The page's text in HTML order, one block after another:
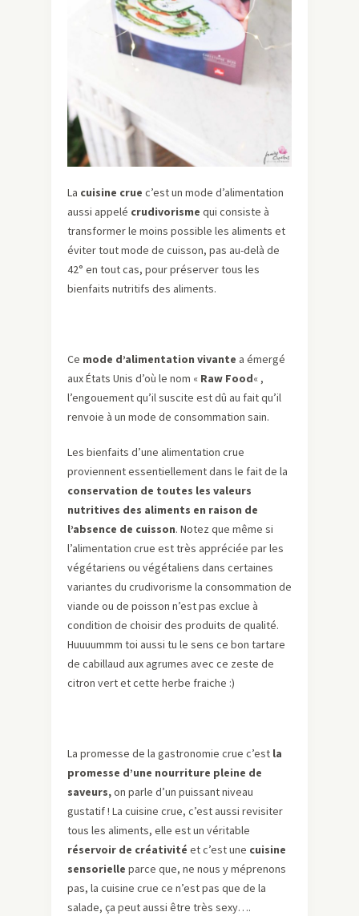
La cuisine crue c’est un mode d’alimentation
aussi appelé crudivorisme qui consiste à
transformer le moins possible les aliments et
éviter tout mode de cuisson, pas au-delà de
42° en tout cas, pour préserver tous les
bienfaits nutritifs des aliments.
Ce mode d’alimentation vivante a émergé
aux États Unis d’où le nom « Raw Food« ,
l’engouement qu’il suscite est dû au fait qu’il
renvoie à un mode de consommation sain.
Les bienfaits d’une alimentation crue
proviennent essentiellement dans le fait de la
conservation de toutes les valeurs
nutritives des aliments en raison de
l’absence de cuisson. Notez que même si
l’alimentation crue est très appréciée par les
végétariens ou végétaliens dans certaines
variantes du crudivorisme la consommation de
viande ou de poisson n’est pas exclue à
condition de choisir des produits de qualité.
Huuuummm toi aussi tu le sens ce bon tartare
de cabillaud aux agrumes avec ce zeste de
citron vert et cette herbe fraiche :)
La promesse de la gastronomie crue c’est la
promesse d’une nourriture pleine de
saveurs,on parle d’un puissant niveau
gustatif ! La cuisine crue, c’est aussi revisiter
tous les aliments, elle est un véritable
réservoir de créativité et c’est une cuisine
sensorielle parce que, ne nous y méprenons
pas, la cuisine crue ce n’est pas que de la
salade, ça peut aussi être très sexy….